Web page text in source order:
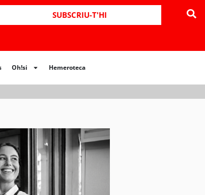
SUBSCRIU-T'HI
Oh!si Hemeroteca
Hemeroteca